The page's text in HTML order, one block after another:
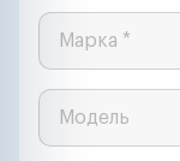
Марка *
Модель